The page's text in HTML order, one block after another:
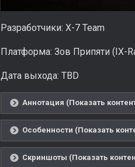
Разработчики: Х-7 Team
Платформа: Зов Припяти (IX-
Дата выхода: TBD
Аннотация (Показать
Особенности (Показать
Скриншоты (Показать